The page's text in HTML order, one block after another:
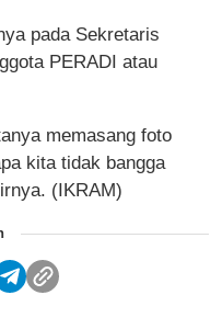
pada Sekretaris
PERADI atau
memasang foto
kita tidak bangga
(IKRAM)